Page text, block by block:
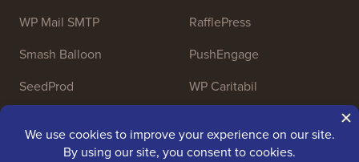
WP Mail SMTP
Smash Balloon
SeedProd
RafflePress
PushEngage
WP Caritabil